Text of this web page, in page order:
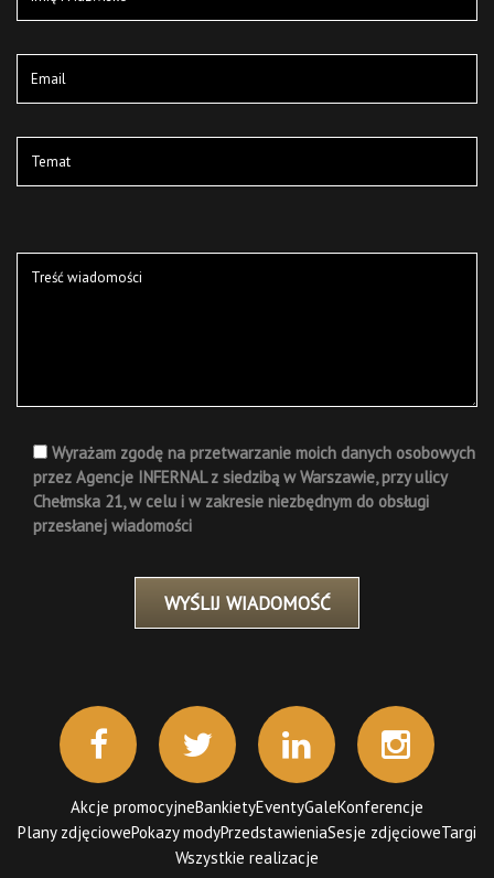
Wyrażam zgodę na przetwarzanie moich danych osobowych
przez Agencje INFERNAL z siedzibą w Warszawie, przy ulicy
Chełmska 21, w celu i w zakresie niezbędnym do obsługi
przesłanej wiadomości
Akcje promocyjneBankietyEventyGaleKonferencje
Plany zdjęciowePokazy modyPrzedstawieniaSesje zdjęcioweTargi
Wszystkie realizacje